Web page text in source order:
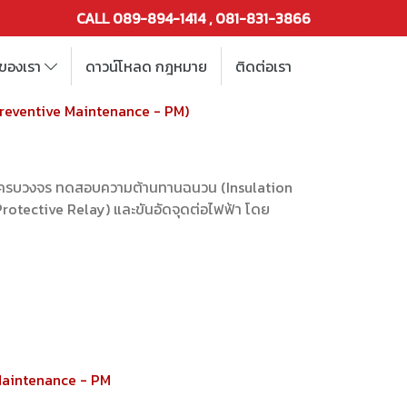
CALL 089-894-1414 , 081-831-3866
งเรา ดาวน์โหลด กฎหมาย ติดต่อเรา
Maintenance - PM)
รบวงจร ทดสอบความต้านทานฉนวน (Insulation
Relay) และขันอัดจุดต่อไฟฟ้า โดย
- PM